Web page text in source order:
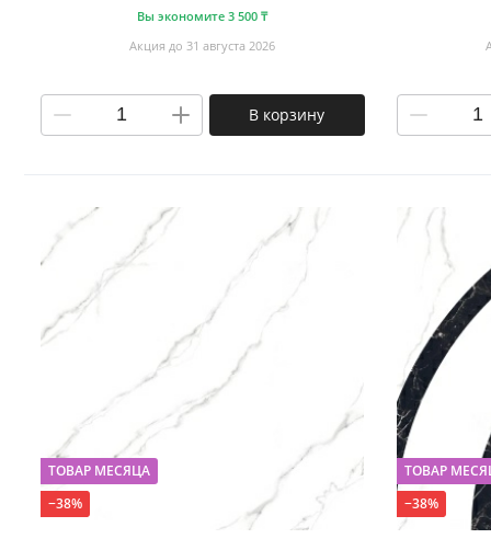
Вы экономите 3 500 ₸
Акция до 31 августа 2026
В корзину
ТОВАР МЕСЯЦА
−38%
ТОВАР
−38%